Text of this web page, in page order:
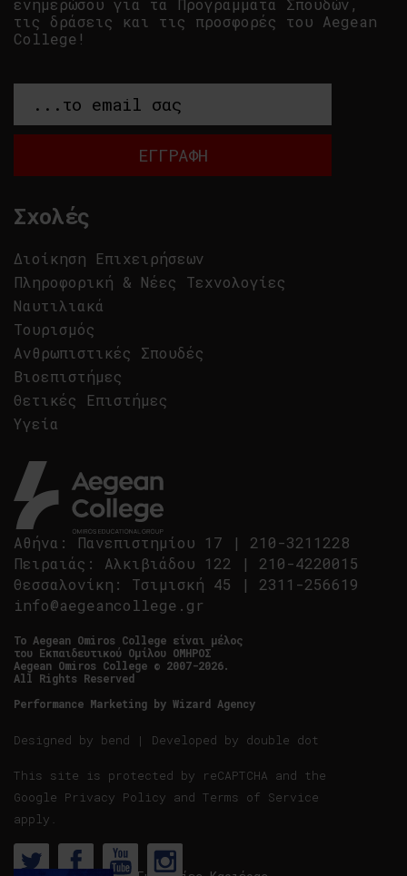
Αθήνα : Πανεπιστημίου 17 | 210-3211228
Πειραιάς : Αλκιβιάδου 122 | 210-4220015
Θεσσαλονίκη : Τσιμισκή 45 | 2311-256619
info@aegeancollege.gr
Tο Aegean Omiros College είναι μέλος
του Εκπαιδευτικού Ομίλου ΟΜΗΡΟΣ
Aegean Omiros College © 2007-2026.
All Rights Reserved
Performance Marketing by Wizard Agency
Designed by bend | Developed by double dot
This site is protected by reCAPTCHA and the
Google Privacy Policy and Terms of Service
apply.
Σχολές
Διοίκηση Επιχειρήσεων
Πληροφορική & Νέες Τεχνολογίες
Ναυτιλιακά
Τουρισμός
Ανθρωπιστικές Σπουδές
Βιοεπιστήμες
Θετικές Επιστήμες
Υγεία
τις δράσεις και τις προσφορές του Aegean
College!